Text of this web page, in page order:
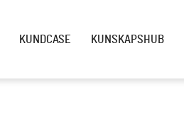
KUNDCASE KUNSKAPSHUB